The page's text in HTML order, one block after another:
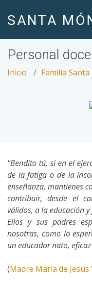
SANTA
Personal
Inicio Familia
"Bendito tú, si en el
de la fatiga o de la
enseñanza, mantienes
contribuir, desde el
válidos, a la educación
Ellos y sus padres
nosotras, como lo
un educador nato,
(Madre María de Jesús